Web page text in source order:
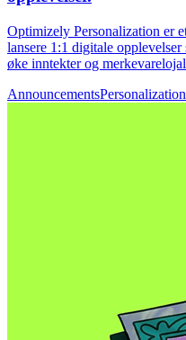
Optimizely Personalization er
lansere 1:1 digitale
øke inntekter og
AnnouncementsPersonalization